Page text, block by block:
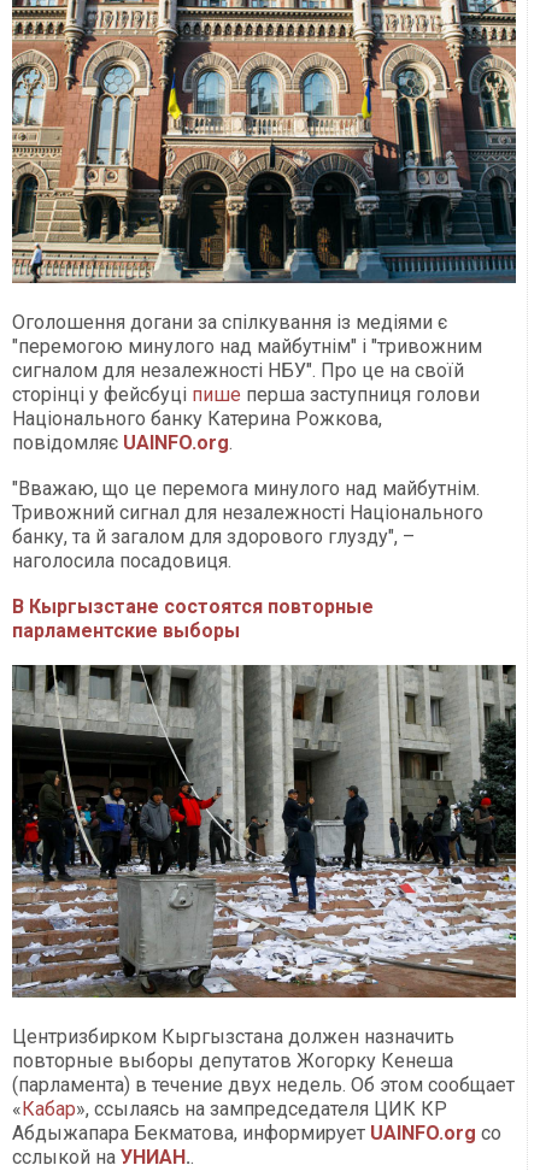
Оголошення догани за спілкування із медіями є
"перемогою минулого над майбутнім" і "тривожним
сигналом для незалежності НБУ". Про це на своїй
сторінці у фейсбуці пише перша заступниця голови
Національного банку Катерина Рожкова,
повідомляє UAINFO.org.
"Вважаю, що це перемога минулого над майбутнім.
Тривожний сигнал для незалежності Національного
банку, та й загалом для здорового глузду", –
наголосила посадовиця.
В Кыргызстане состоятся повторные
парламентские выборы
Центризбирком Кыргызстана должен назначить
повторные выборы депутатов Жогорку Кенеша
(парламента) в течение двух недель. Об этом сообщает
« Кабар», ссылаясь на зампредседателя ЦИК КР
Абдыжапара Бекматова, информирует UAINFO.org со
сслыкой на УНИАН ..